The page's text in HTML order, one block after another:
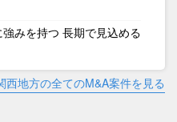
みを持つ 長期で見込める
西地方の全てのM&A案件を見る